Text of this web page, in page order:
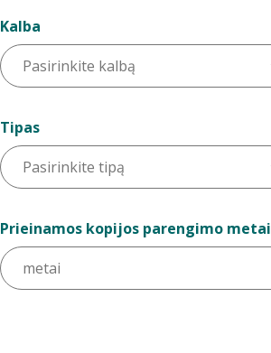
Kalba
Tipas
Prieinamos kopijos parengimo metai